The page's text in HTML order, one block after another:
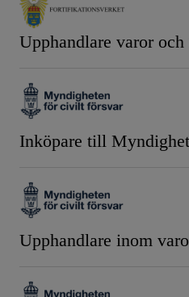
Upphandlare varor
Inköpare till
Upphandlare inom